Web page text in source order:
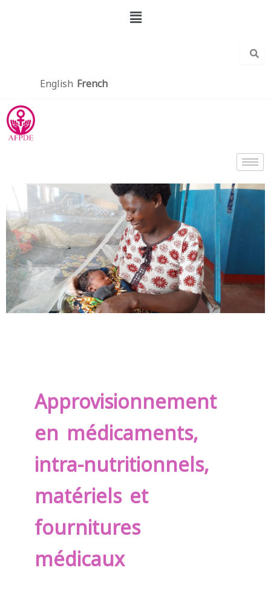
Menu
English French
Approvisionnement
en médicaments,
intra-nutritionnels,
matériels et
fournitures
médicaux